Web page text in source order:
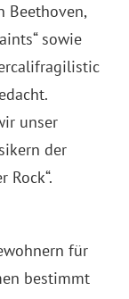
Beethoven,
sowie
unser
der
Rock“.
für
bestimmt